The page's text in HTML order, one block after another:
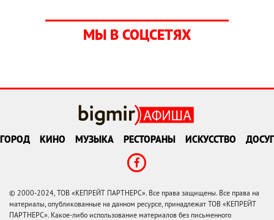
МЫ В СОЦСЕТЯХ
ГОРОД КИНО МУЗЫКА РЕСТОРАНЫ ИСКУССТВО ДОСУГ
© 2000-2024, ТОВ «КЕПРЕЙТ ПАРТНЕРС». Все права защищены. Все права на
материалы, опубликованные на данном ресурсе, принадлежат ТОВ «КЕПРЕЙТ
ПАРТНЕРС». Какое-либо использование материалов без письменного